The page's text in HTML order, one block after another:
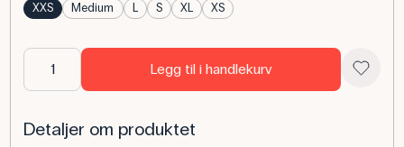
XXS Medium L S XL XS
Legg til i handlekurv
Detaljer om produktet